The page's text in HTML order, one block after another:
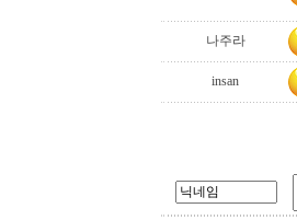
나주라
insan